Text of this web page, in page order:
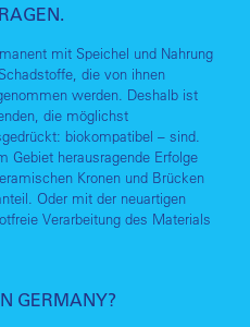
mit Speichel und Nahrung
die von ihnen
werden. Deshalb ist
die möglichst
biokompatibel – sind.
Gebiet herausragende Erfolge
Kronen und Brücken
Oder mit der neuartigen
Verarbeitung des Materials
GERMANY?